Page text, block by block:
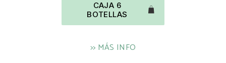
CAJA 6
BOTELLAS
>> MÁS INFO